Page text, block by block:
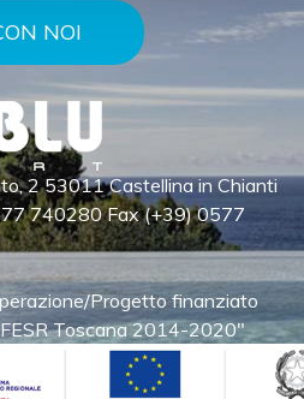
NOI
2 53011 Castellina in Chianti
740280 Fax (+39) 0577
Progetto finanziato
Toscana 2014-2020"